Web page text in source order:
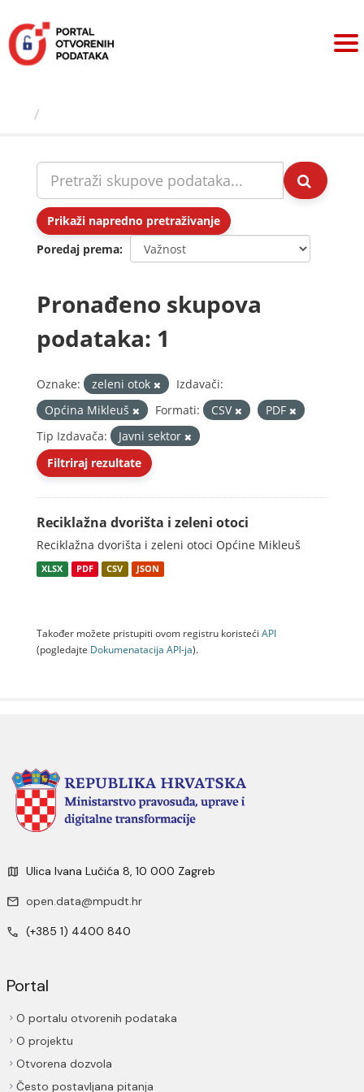
sadržaj
Prikaži napredno pretraživanje
Poredaj prema
Pronađeno skupova
podataka: 1
Oznake: zeleni otok
Izdavači:
Općina Mikleuš
Formati: CSV
PDF
Tip Izdavača:
Javni sektor
Filtriraj rezultate
Reciklažna dvorišta i zeleni otoci
Reciklažna dvorišta i zeleni otoci Općine Mikleuš
XLSX PDF CSV JSON
Također možete pristupiti ovom registru koristeći API
(pogledajte Dokumenаtаcijа API-jа).